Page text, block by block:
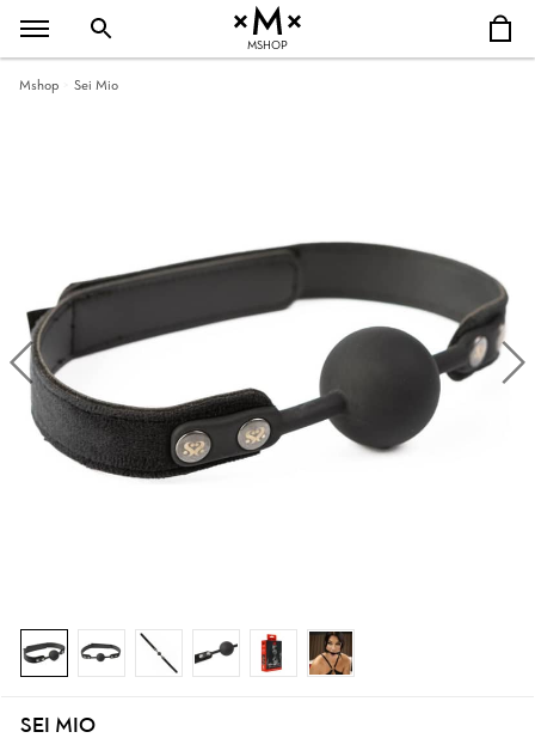
MSHOP
Mshop Sei Mio
SEI MIO